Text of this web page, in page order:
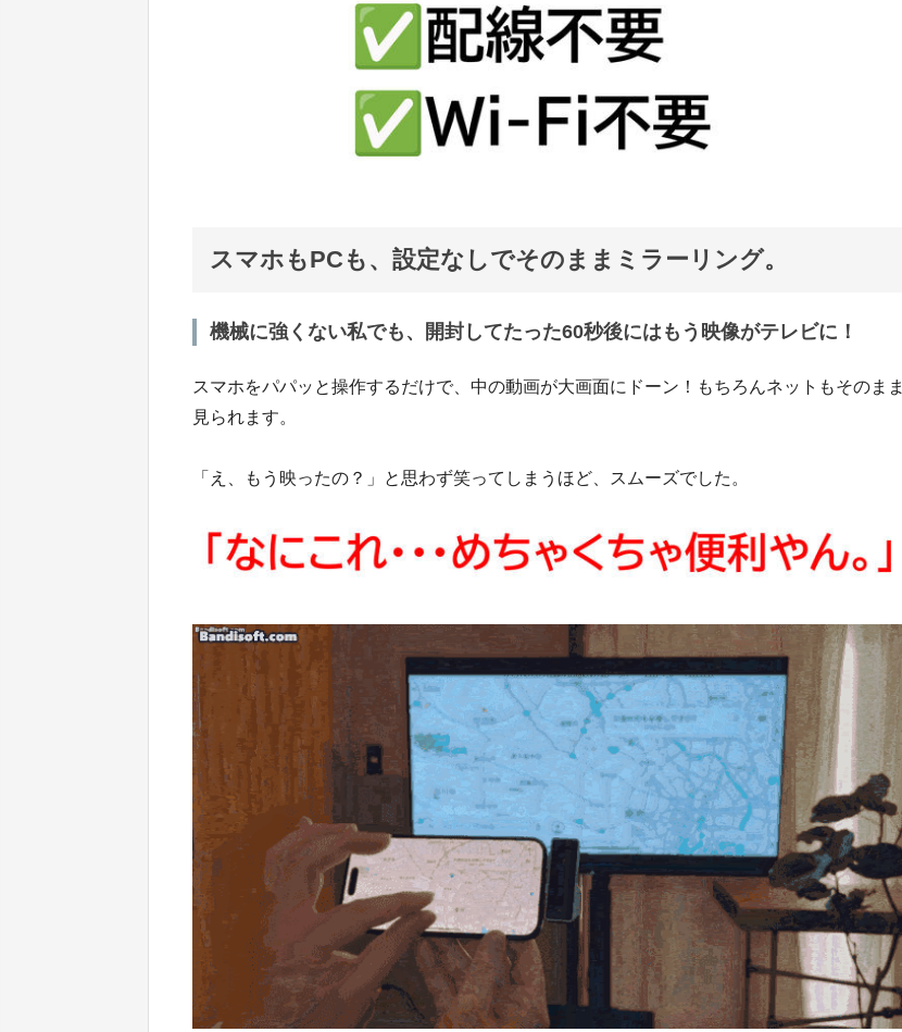
スマホもPCも、設定なしでそのままミラーリング。
機械に強くない私でも、開封してたった60秒後にはもう映像がテレビに！
スマホをパパッと操作するだけで、中の動画が大画面にドーン！もちろんネットもそのまま
見られます。
「え、もう映ったの？」と思わず笑ってしまうほど、スムーズでした。